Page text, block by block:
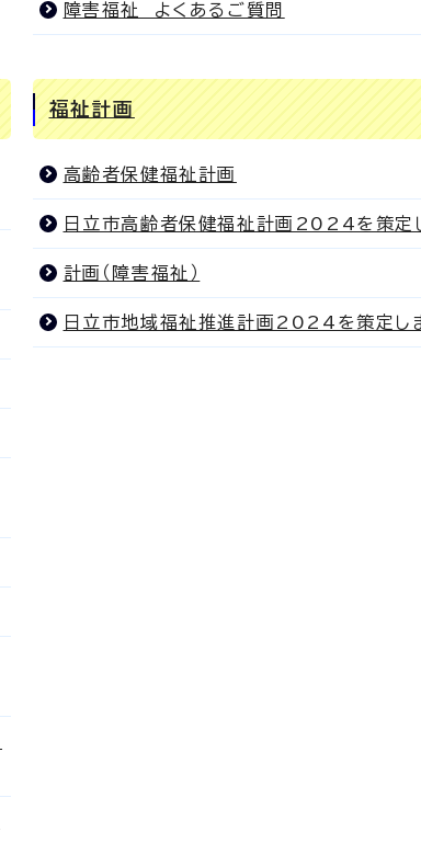
障害福祉 よくあるご質問
福祉計画
高齢者保健福祉計画
日立市高齢者保健福祉計画2024を策定し
計画（障害福祉）
日立市地域福祉推進計画2024を策定しま